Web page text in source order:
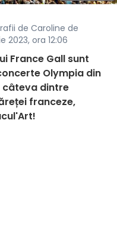
de Caroline de
2023, ora 12:06
France Gall sunt
Olympia din
câteva dintre
franceze,